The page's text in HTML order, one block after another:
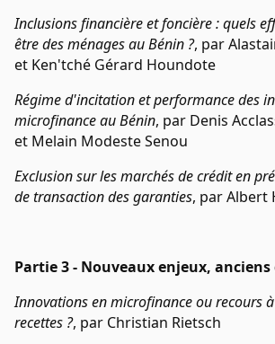
Inclusions financière et foncière : quels
être des ménages au Bénin ?, par
et Ken'tché Gérard Houndote
Régime d'incitation et performance des
microfinance au Bénin, par Denis
et Melain Modeste Senou
Exclusion sur les marchés de crédit en
de transaction des garanties, par Albert
Partie 3 - Nouveaux enjeux, anciens
Innovations en microfinance ou recours
recettes ?, par Christian Rietsch